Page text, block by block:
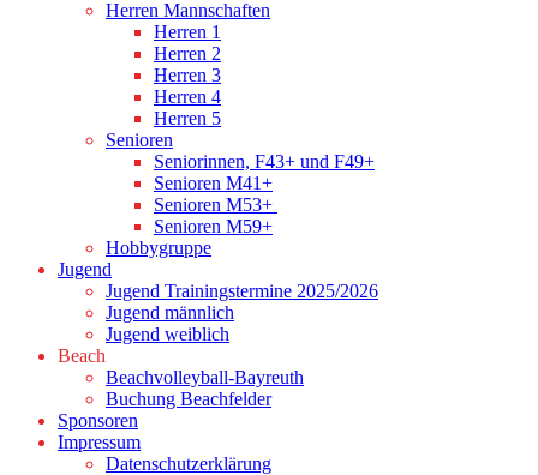
Herren Mannschaften
Herren 1
Herren 2
Herren 3
Herren 4
Herren 5
Senioren
Seniorinnen, F43+ und F49+
Senioren M41+
Senioren M53+
Senioren M59+
Hobbygruppe
Jugend
Jugend Trainingstermine 2025/2026
Jugend männlich
Jugend weiblich
Beach
Beachvolleyball-Bayreuth
Buchung Beachfelder
Sponsoren
Impressum
Datenschutzerklärung